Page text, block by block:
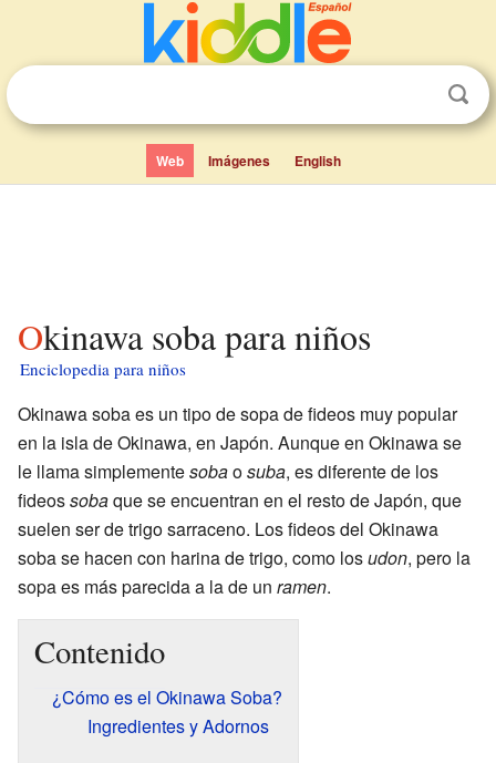
Web Imágenes English
Okinawa soba para niños
Enciclopedia para niños
Okinawa soba es un tipo de sopa de fideos muy popular
en la isla de Okinawa, en Japón. Aunque en Okinawa se
le llama simplementesobaosuba, es diferente de los
fideossobaque se encuentran en el resto de Japón, que
suelen ser de trigo sarraceno. Los fideos del Okinawa
soba se hacen con harina de trigo, como losudon, pero la
sopa es más parecida a la de un ramen.
Contenido
¿Cómo es el Okinawa Soba?
Ingredientes y Adornos